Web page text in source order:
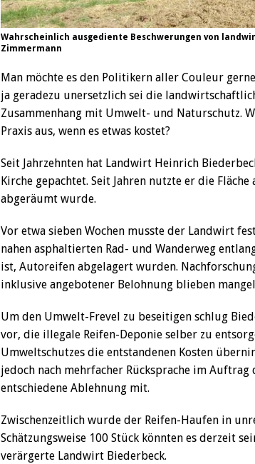
Wahrscheinlich ausgediente Beschwerungen von
Zimmermann
Man möchte es den Politikern aller Couleur
ja geradezu unersetzlich sei die
Zusammenhang mit Umwelt- und Naturschutz.
Praxis aus, wenn es etwas kostet?
Seit Jahrzehnten hat Landwirt Heinrich
Kirche gepachtet. Seit Jahren nutzte er die
abgeräumt wurde.
Vor etwa sieben Wochen musste der Landwirt
nahen asphaltierten Rad- und Wanderweg
ist, Autoreifen abgelagert wurden.
inklusive angebotener Belohnung blieben
Um den Umwelt-Frevel zu beseitigen schlug
vor, die illegale Reifen-Deponie selber zu
Umweltschutzes die entstandenen Kosten
jedoch nach mehrfacher Rücksprache im
entschiedene Ablehnung mit.
Zwischenzeitlich wurde der Reifen-Haufen in
Schätzungsweise 100 Stück könnten es derzeit
verärgerte Landwirt Biederbeck.